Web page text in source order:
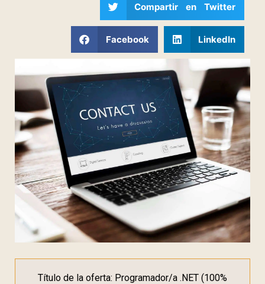
Compartir en Twitter
Facebook LinkedIn
Título de la oferta: Programador/a .NET (100%